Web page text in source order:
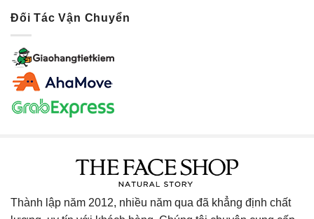
Đối Tác Vận Chuyển
Thành lập năm 2012, nhiều năm qua đã khẳng định chất